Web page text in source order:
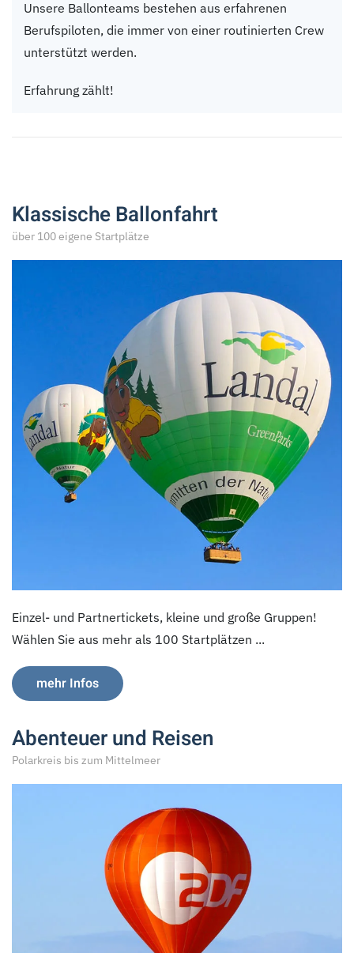
Unsere Ballonteams bestehen aus erfahrenen
Berufspiloten, die immer von einer routinierten Crew
unterstützt werden.
Erfahrung zählt!
Klassische Ballonfahrt
über 100 eigene Startplätze
Einzel- und Partnertickets, kleine und große Gruppen!
Wählen Sie aus mehr als 100 Startplätzen ...
mehr Infos
Abenteuer und Reisen
Polarkreis bis zum Mittelmeer